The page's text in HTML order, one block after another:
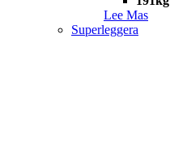
Lee Mas
Superleggera